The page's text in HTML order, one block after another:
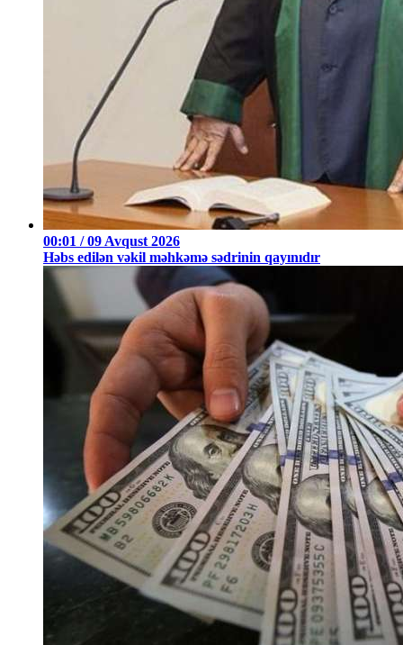
00:01 / 09 Avqust 2026
Həbs edilən vəkil məhkəmə sədrinin qayınıdır